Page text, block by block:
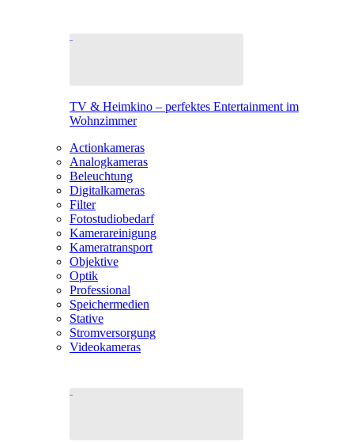
TV & Heimkino – perfektes Entertainment im
Wohnzimmer
Actionkameras
Analogkameras
Beleuchtung
Digitalkameras
Filter
Fotostudiobedarf
Kamerareinigung
Kameratransport
Objektive
Optik
Professional
Speichermedien
Stative
Stromversorgung
Videokameras